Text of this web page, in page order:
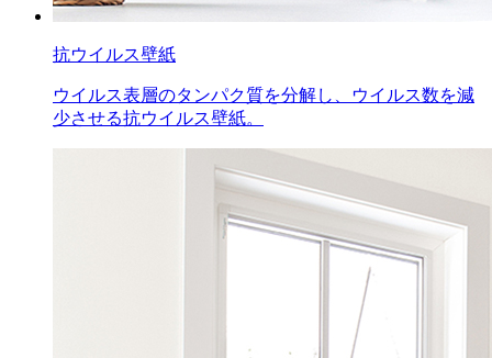
抗ウイルス壁紙
ウイルス表層のタンパク質を分解し、ウイルス数を減
少させる抗ウイルス壁紙。